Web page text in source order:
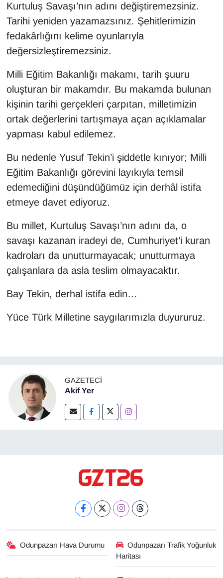
Kurtuluş Savaşı’nın adını değiştiremezsiniz.
Tarihi yeniden yazamazsınız. Şehitlerimizin
fedakârlığını kelime oyunlarıyla
değersizleştiremezsiniz.
Milli Eğitim Bakanlığı makamı, tarih şuuru
oluşturan bir makamdır. Bu makamda bulunan
kişinin tarihi gerçekleri çarpıtan, milletimizin
ortak değerlerini tartışmaya açan açıklamalar
yapması kabul edilemez.
Bu nedenle Yusuf Tekin’i şiddetle kınıyor; Milli
Eğitim Bakanlığı görevini layıkıyla temsil
edemediğini düşündüğümüz için derhâl istifa
etmeye davet ediyoruz.
Bu millet, Kurtuluş Savaşı’nın adını da, o
savaşı kazanan iradeyi de, Cumhuriyet’i kuran
kadroları da unutturmayacak; unutturmaya
çalışanlara da asla teslim olmayacaktır.
Bay Tekin, derhal istifa edin…
Yüce Türk Milletine saygılarımızla duyururuz.
GAZETECI
Akif Yer
Odunpazarı Hava Durumu
Odunpazarı Trafik Yoğunluk
Haritası